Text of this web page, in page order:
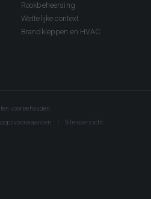
Rookbeheersing
Wettelijke context
Brandkleppen en HVAC
voorbehouden.
Site-overzicht